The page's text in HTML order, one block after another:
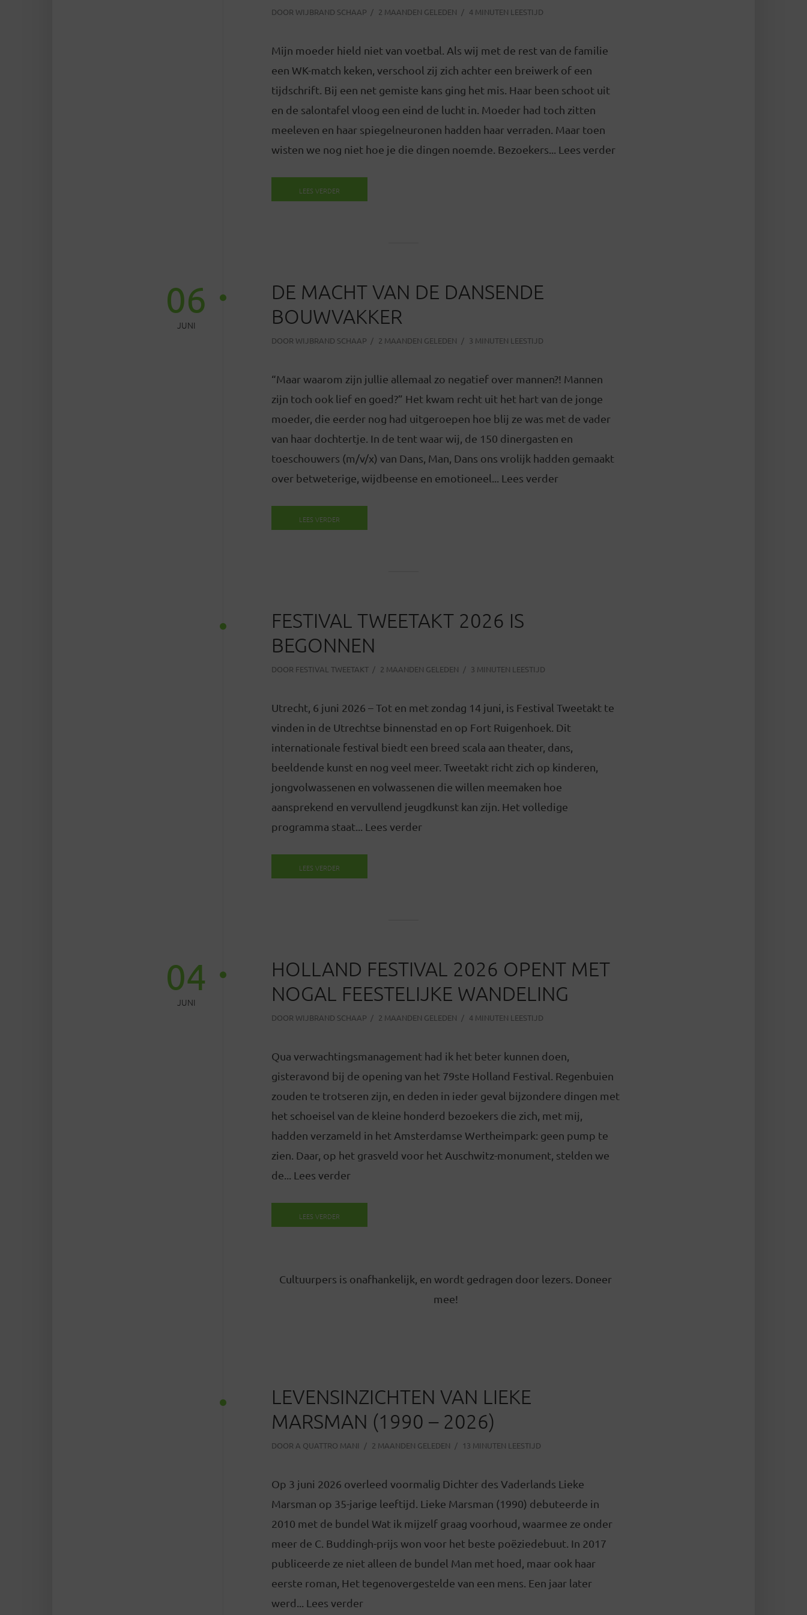
DOOR WIJBRAND SCHAAP 2 MAANDEN GELEDEN 4 MINUTEN LEESTIJD
Mijn moeder hield niet van voetbal. Als wij met de rest van de familie
een WK-match keken, verschool zij zich achter een breiwerk of een
tijdschrift. Bij een net gemiste kans ging het mis. Haar been schoot uit
en de salontafel vloog een eind de lucht in. Moeder had toch zitten
meeleven en haar spiegelneuronen hadden haar verraden. Maar toen
wisten we nog niet hoe je die dingen noemde. Bezoekers... Lees verder
LEES VERDER
DE MACHT VAN DE DANSENDE
BOUWVAKKER
DOOR WIJBRAND SCHAAP 2 MAANDEN GELEDEN 3 MINUTEN LEESTIJD
06
JUNI
“Maar waarom zijn jullie allemaal zo negatief over mannen?! Mannen
zijn toch ook lief en goed?” Het kwam recht uit het hart van de jonge
moeder, die eerder nog had uitgeroepen hoe blij ze was met de vader
van haar dochtertje. In de tent waar wij, de 150 dinergasten en
toeschouwers (m/v/x) van Dans, Man, Dans ons vrolijk hadden gemaakt
over betweterige, wijdbeense en emotioneel... Lees verder
LEES VERDER
FESTIVAL TWEETAKT 2026 IS
BEGONNEN
DOOR FESTIVAL TWEETAKT 2 MAANDEN GELEDEN 3 MINUTEN LEESTIJD
Utrecht, 6 juni 2026 – Tot en met zondag 14 juni, is Festival Tweetakt te
vinden in de Utrechtse binnenstad en op Fort Ruigenhoek. Dit
internationale festival biedt een breed scala aan theater, dans,
beeldende kunst en nog veel meer. Tweetakt richt zich op kinderen,
jongvolwassenen en volwassenen die willen meemaken hoe
aansprekend en vervullend jeugdkunst kan zijn. Het volledige
programma staat... Lees verder
LEES VERDER
HOLLAND FESTIVAL 2026 OPENT MET
NOGAL FEESTELIJKE WANDELING
DOOR WIJBRAND SCHAAP 2 MAANDEN GELEDEN 4 MINUTEN LEESTIJD
04
JUNI
Qua verwachtingsmanagement had ik het beter kunnen doen,
gisteravond bij de opening van het 79ste Holland Festival. Regenbuien
zouden te trotseren zijn, en deden in ieder geval bijzondere dingen met
het schoeisel van de kleine honderd bezoekers die zich, met mij,
hadden verzameld in het Amsterdamse Wertheimpark: geen pump te
zien. Daar, op het grasveld voor het Auschwitz-monument, stelden we
de... Lees verder
LEES VERDER
Cultuurpers is onafhankelijk, en wordt gedragen door lezers. Doneer
mee!
LEVENSINZICHTEN VAN LIEKE
MARSMAN (1990 – 2026)
DOOR A QUATTRO MANI 2 MAANDEN GELEDEN 13 MINUTEN LEESTIJD
Op 3 juni 2026 overleed voormalig Dichter des Vaderlands Lieke
Marsman op 35-jarige leeftijd. Lieke Marsman (1990) debuteerde in
2010 met de bundel Wat ik mijzelf graag voorhoud, waarmee ze onder
meer de C. Buddingh-prijs won voor het beste poëziedebuut. In 2017
publiceerde ze niet alleen de bundel Man met hoed, maar ook haar
eerste roman, Het tegenovergestelde van een mens. Een jaar later
werd... Lees verder